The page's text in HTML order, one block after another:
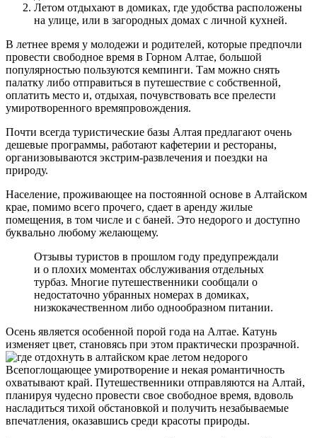
Летом отдыхают в домиках, где удобства расположены
на улице, или в загородных домах с личной кухней.
В летнее время у молодежи и родителей, которые предпочли
провести свободное время в Горном Алтае, большой
популярностью пользуются кемпинги. Там можно снять
палатку либо отправиться в путешествие с собственной,
оплатить место и, отдыхая, почувствовать все прелести
умиротворенного времяпровождения.
Почти всегда туристические базы Алтая предлагают очень
дешевые программы, работают кафетерии и рестораны,
организовываются экстрим-развлечения и поездки на
природу.
Население, проживающее на постоянной основе в Алтайском
крае, помимо всего прочего, сдает в аренду жилые
помещения, в том числе и с баней. Это недорого и доступно
буквально любому желающему.
Отзывы туристов в прошлом году предупреждали
и о плохих моментах обслуживания отдельных
турбаз. Многие путешественники сообщали о
недостаточно убранных номерах в домиках,
низкокачественном либо однообразном питании.
Осень является особенной порой года на Алтае. Катунь
изменяет цвет, становясь при этом практически прозрачной.
Всепоглощающее умиротворение и некая романтичность
охватывают край. Путешественники отправляются на Алтай,
планируя чудесно провести свое свободное время, вдоволь
насладиться тихой обстановкой и получить незабываемые
впечатления, оказавшись среди красоты природы.